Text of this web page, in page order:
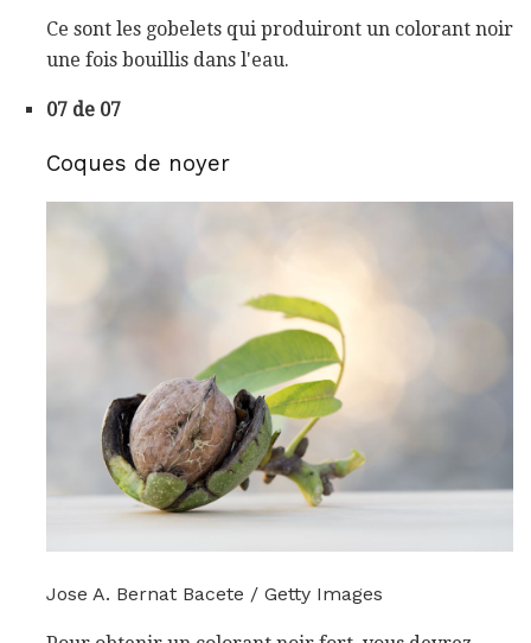
Ce sont les gobelets qui produiront un colorant noir
une fois bouillis dans l'eau.
07 de 07
Coques de noyer
Jose A. Bernat Bacete / Getty Images